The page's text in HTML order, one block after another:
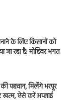
के लिए किसानों को
जा रहा है: मोहिंदर भगत
पहचान, मिलेंगे भरपूर
खत्म, ऐसे करें अप्लाई